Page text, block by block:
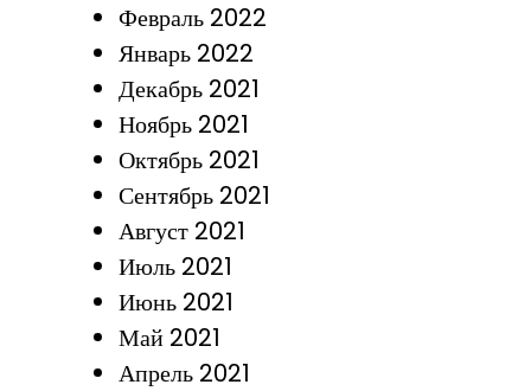
Февраль 2022
Январь 2022
Декабрь 2021
Ноябрь 2021
Октябрь 2021
Сентябрь 2021
Август 2021
Июль 2021
Июнь 2021
Май 2021
Апрель 2021